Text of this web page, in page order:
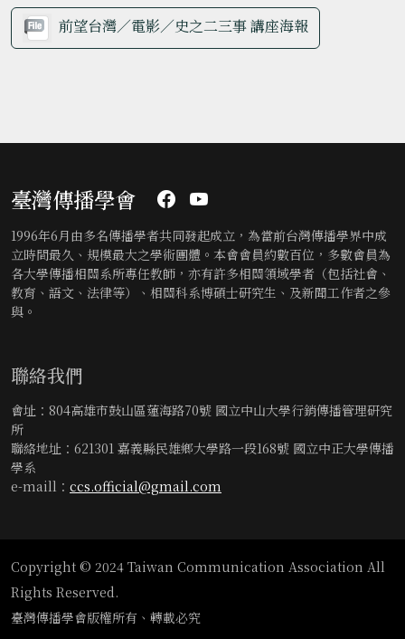
前望台灣／電影／史之二三事 講座海報
臺灣傳播學會
1996年6月由多名傳播學者共同發起成立，為當前台灣傳播學界中成
立時間最久、規模最大之學術團體。本會會員約數百位，多數會員為
各大學傳播相關系所專任教師，亦有許多相關領域學者（包括社會、
教育、語文、法律等）、相關科系博碩士研究生、及新聞工作者之參
與。
聯絡我們
會址：804高雄市鼓山區蓮海路70號 國立中山大學行銷傳播管理研究
所
聯絡地址：621301 嘉義縣民雄鄉大學路一段168號 國立中正大學傳播
學系
e-maill： ccs.official@gmail.com
Copyright © 2024 Taiwan Communication Association All
Rights Reserved.
臺灣傳播學會版權所有、轉載必究